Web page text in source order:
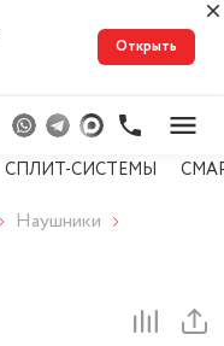
Открыть
СПЛИТ-СИСТЕМЫ
Наушники